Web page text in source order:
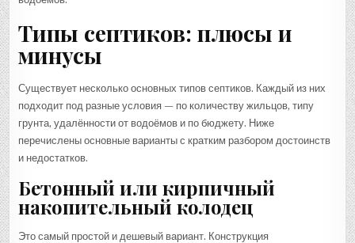
Типы септиков: плюсы и
минусы
Существует несколько основных типов септиков. Каждый из них
подходит под разные условия — по количеству жильцов, типу
грунта, удалённости от водоёмов и по бюджету. Ниже
перечислены основные варианты с кратким разбором достоинств
и недостатков.
Бетонный или кирпичный
накопительный колодец
Это самый простой и дешевый вариант. Конструкция